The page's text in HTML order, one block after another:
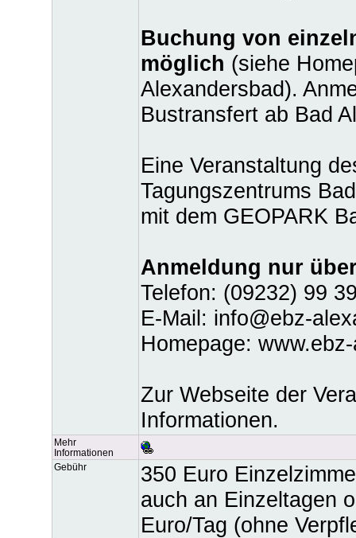
Buchung von
möglich (siehe
Alexandersbad).
Bustransfert ab Bad
Eine Veranstaltung
Tagungszentrums
mit dem GEOPARK
Anmeldung nur
Telefon: (09232) 99
E-Mail: info@ebz-
Homepage:
Zur Webseite der
Informationen.
Mehr
Informationen
Gebühr
350 Euro
auch an Einzeltagen
Euro/Tag (ohne